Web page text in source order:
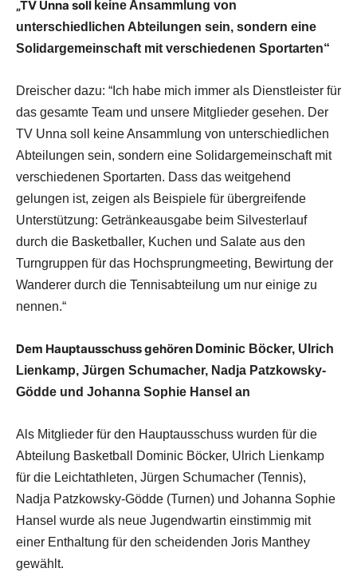
„TV Unna soll keine Ansammlung von
unterschiedlichen Abteilungen sein, sondern eine
Solidargemeinschaft mit verschiedenen Sportarten“
Dreischer dazu: “Ich habe mich immer als Dienstleister für
das gesamte Team und unsere Mitglieder gesehen. Der
TV Unna soll keine Ansammlung von unterschiedlichen
Abteilungen sein, sondern eine Solidargemeinschaft mit
verschiedenen Sportarten. Dass das weitgehend
gelungen ist, zeigen als Beispiele für übergreifende
Unterstützung: Getränkeausgabe beim Silvesterlauf
durch die Basketballer, Kuchen und Salate aus den
Turngruppen für das Hochsprungmeeting, Bewirtung der
Wanderer durch die Tennisabteilung um nur einige zu
nennen.“
Dem Hauptausschuss gehören Dominic Böcker, Ulrich
Lienkamp, Jürgen Schumacher, Nadja Patzkowsky-
Gödde und Johanna Sophie Hansel an
Als Mitglieder für den Hauptausschuss wurden für die
Abteilung Basketball Dominic Böcker, Ulrich Lienkamp
für die Leichtathleten, Jürgen Schumacher (Tennis),
Nadja Patzkowsky-Gödde (Turnen) und Johanna Sophie
Hansel wurde als neue Jugendwartin einstimmig mit
einer Enthaltung für den scheidenden Joris Manthey
gewählt.